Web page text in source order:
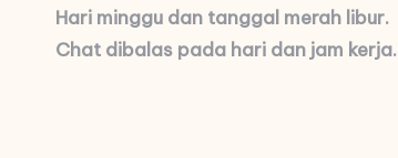
Hari minggu dan tanggal merah libur.
Chat dibalas pada hari dan jam kerja.